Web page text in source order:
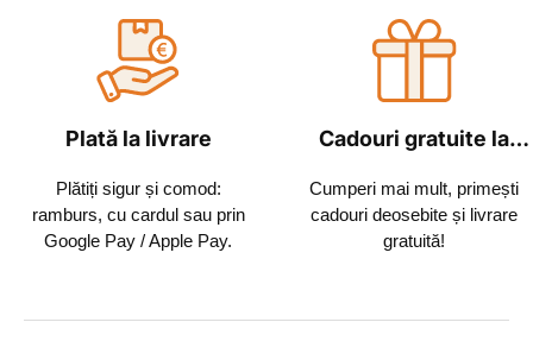
Plată la livrare
Plătiți sigur și comod:
ramburs, cu cardul sau prin
Google Pay / Apple Pay.
Cadouri gratuite la
Cumperi mai mult, primești
cadouri deosebite și livrare
gratuită!